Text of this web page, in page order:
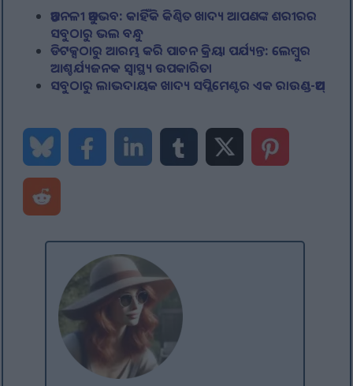
ଅନ୍ତନଳୀ ଅନୁଭବ: କାହିଁକି କିଣ୍ବିତ ଖାଦ୍ୟ ଆପଣଙ୍କ ଶରୀରର
ସବୁଠାରୁ ଭଲ ବନ୍ଧୁ
ଡିଟକ୍ସଠାରୁ ଆରମ୍ଭ କରି ପାଚନ କ୍ରିୟା ପର୍ଯ୍ୟନ୍ତ: ଲେମ୍ବୁର
ଆଶ୍ଚର୍ଯ୍ୟଜନକ ସ୍ୱାସ୍ଥ୍ୟ ଉପକାରିତା
ସବୁଠାରୁ ଲାଭଦାୟକ ଖାଦ୍ୟ ସପ୍ଲିମେଣ୍ଟର ଏକ ରାଉଣ୍ଡ-ଅପ୍